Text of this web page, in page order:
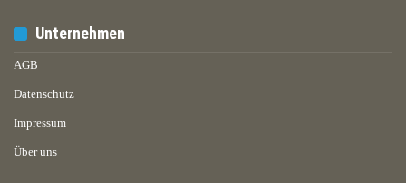
Unternehmen
AGB
Datenschutz
Impressum
Über uns